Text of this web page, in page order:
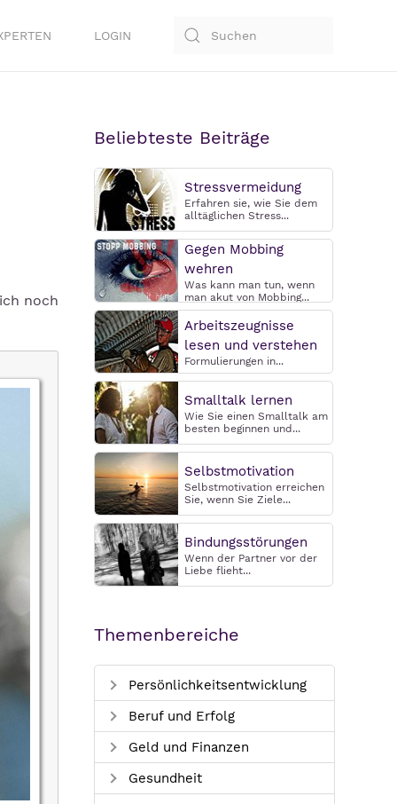
LOGIN
noch
Beliebteste Beiträge
Stressvermeidung
Erfahren sie, wie Sie dem
alltäglichen Stress...
Gegen Mobbing
wehren
Was kann man tun, wenn
man akut von Mobbing...
Arbeitszeugnisse
lesen und verstehen
Formulierungen in...
Smalltalk lernen
Wie Sie einen Smalltalk am
besten beginnen und...
Selbstmotivation
Selbstmotivation erreichen
Sie, wenn Sie Ziele...
Bindungsstörungen
Wenn der Partner vor der
Liebe flieht...
Themenbereiche
Persönlichkeitsentwicklung
Beruf und Erfolg
Geld und Finanzen
Gesundheit